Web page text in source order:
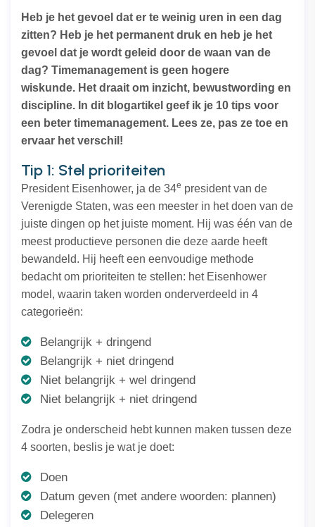
Heb je het gevoel dat er te weinig uren in een dag
zitten? Heb je het permanent druk en heb je het
gevoel dat je wordt geleid door de waan van de
dag? Timemanagement is geen hogere
wiskunde. Het draait om inzicht, bewustwording en
discipline. In dit blogartikel geef ik je 10 tips voor
een beter timemanagement. Lees ze, pas ze toe en
ervaar het verschil!
Tip 1: Stel prioriteiten
President Eisenhower, ja de 34e president van de
Verenigde Staten, was een meester in het doen van de
juiste dingen op het juiste moment. Hij was één van de
meest productieve personen die deze aarde heeft
bewandeld. Hij heeft een eenvoudige methode
bedacht om prioriteiten te stellen: het Eisenhower
model, waarin taken worden onderverdeeld in 4
categorieën:
Belangrijk + dringend
Belangrijk + niet dringend
Niet belangrijk + wel dringend
Niet belangrijk + niet dringend
Zodra je onderscheid hebt kunnen maken tussen deze
4 soorten, beslis je wat je doet:
Doen
Datum geven (met andere woorden: plannen)
Delegeren